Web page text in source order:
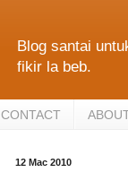
Blog santai
fikir la beb.
CONTACT
12 Mac 2010